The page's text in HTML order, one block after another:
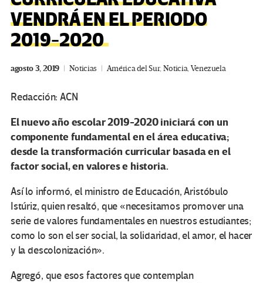
VENDRÁ EN EL PERIODO
2019-2020
agosto 3, 2019 Noticias América del Sur,Noticia,Venezuela
Redacción: ACN
El nuevo año escolar 2019-2020 iniciará con un
componente fundamental en el área educativa;
desde la transformación curricular basada en el
factor social, en valores e historia.
Así lo informó, el ministro de Educación, Aristóbulo
Istúriz, quien resaltó, que «necesitamos promover una
serie de valores fundamentales en nuestros estudiantes;
como lo son el ser social, la solidaridad, el amor, el hacer
y la descolonización».
Agregó, que esos factores que contemplan